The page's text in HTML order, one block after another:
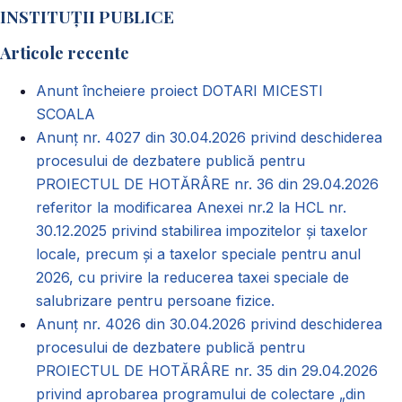
INSTITUȚII PUBLICE
Articole recente
Anunt încheiere proiect DOTARI MICESTI
SCOALA
Anunț nr. 4027 din 30.04.2026 privind deschiderea
procesului de dezbatere publică pentru
PROIECTUL DE HOTĂRÂRE nr. 36 din 29.04.2026
referitor la modificarea Anexei nr.2 la HCL nr.
30.12.2025 privind stabilirea impozitelor și taxelor
locale, precum și a taxelor speciale pentru anul
2026, cu privire la reducerea taxei speciale de
salubrizare pentru persoane fizice.
Anunț nr. 4026 din 30.04.2026 privind deschiderea
procesului de dezbatere publică pentru
PROIECTUL DE HOTĂRÂRE nr. 35 din 29.04.2026
privind aprobarea programului de colectare „din